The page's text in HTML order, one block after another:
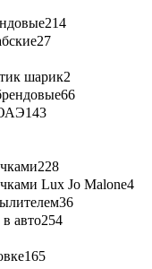
214
27
шарик2
66
143
228
Lux Jo Malone4
36
авто254
165